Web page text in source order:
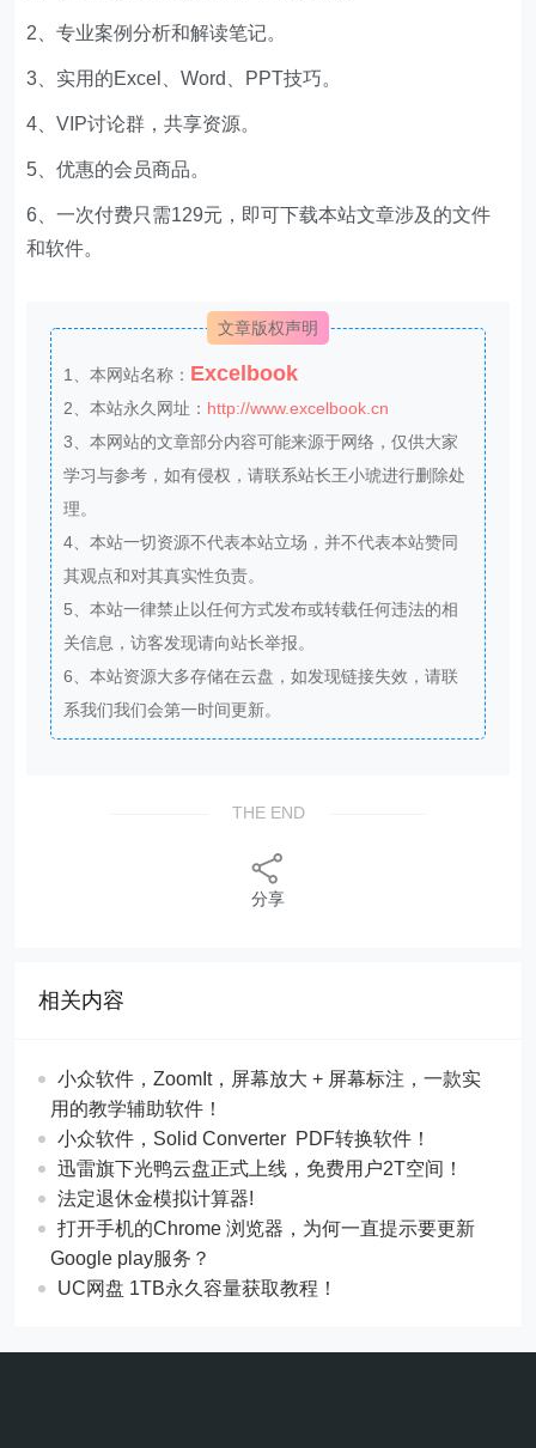
2、专业案例分析和解读笔记。
3、实用的Excel、Word、PPT技巧。
4、VIP讨论群，共享资源。
5、优惠的会员商品。
6、一次付费只需129元，即可下载本站文章涉及的文件
和软件。
文章版权声明
1、本网站名称： Excelbook
2、本站永久网址： http://www.excelbook.cn
3、本网站的文章部分内容可能来源于网络，仅供大家
学习与参考，如有侵权，请联系站长王小琥进行删除处
理。
4、本站一切资源不代表本站立场，并不代表本站赞同
其观点和对其真实性负责。
5、本站一律禁止以任何方式发布或转载任何违法的相
关信息，访客发现请向站长举报。
6、本站资源大多存储在云盘，如发现链接失效，请联
系我们我们会第一时间更新。
THE END
分享
相关内容
​​小众软件，ZoomIt，屏幕放大 + 屏幕标注，一款实
用的教学辅助软件！
​​小众软件，Solid Converter PDF转换软件！
迅雷旗下光鸭云盘正式上线，免费用户2T空间！
法定退休金模拟计算器!
打开手机的Chrome 浏览器，为何一直提示要更新
Google play服务？
UC网盘 1TB永久容量获取教程！